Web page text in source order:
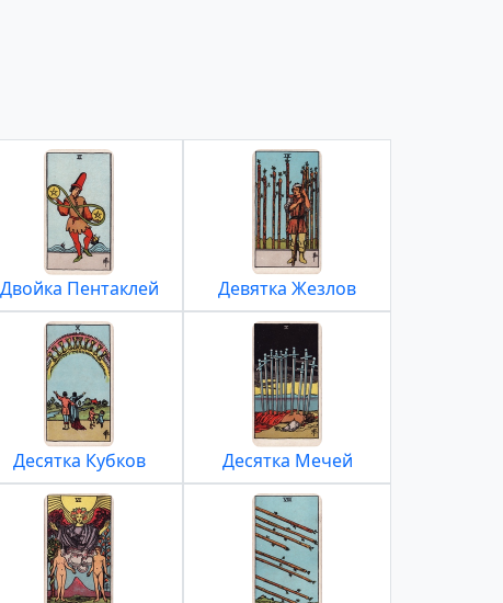
Двойка Пентаклей Девятка Жезлов
Десятка Кубков Десятка Мечей